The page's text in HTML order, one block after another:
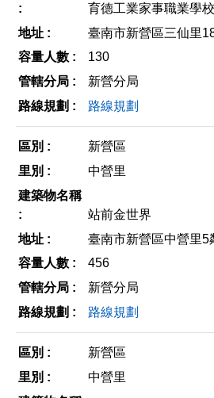
育德工業家事職業學校
臺南市新營區三仙里
130
新營分局
路線規劃
新營區
中營里
站前金世界
臺南市新營區中營里5
456
新營分局
路線規劃
新營區
中營里